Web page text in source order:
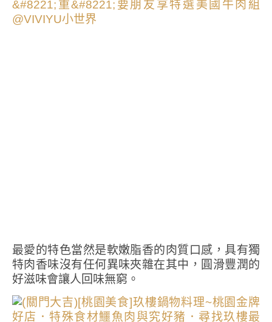
最愛的特色當然是軟嫩脂香的肉質口感，具有獨
特肉香味沒有任何異味夾雜在其中，圓滑豐潤的
好滋味會讓人回味無窮。